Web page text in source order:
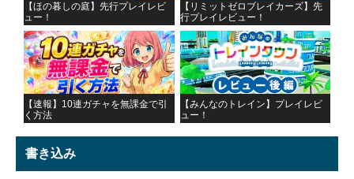
【ほの暮しの庭】先行プレイレビ
ュー！
【リミットゼロブレイカーズ】先
行プレイレビュー！
【速報】10連ガチャを無課金で引
く方法
【みんなのトレイン】プレイレビ
ュー！
書き込み